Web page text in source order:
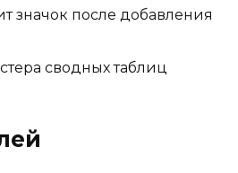
значок после добавления